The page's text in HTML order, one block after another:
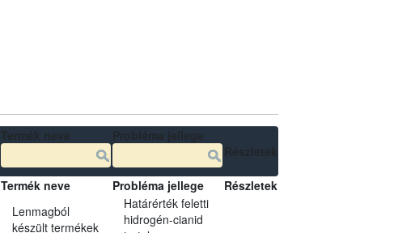
Termék neve Probléma jellege Részletek
Lenmagból
készült termékek
Határérték feletti
hidrogén-cianid